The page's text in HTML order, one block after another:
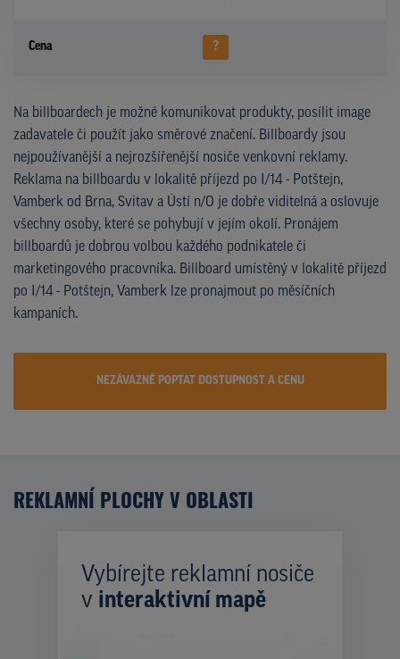
Cena ?
Na billboardech je možné komunikovat produkty, posílit image
zadavatele či použít jako směrové značení. Billboardy jsou
nejpoužívanější a nejrozšířenější nosiče venkovní reklamy.
Reklama na billboardu v lokalitě příjezd po I/14 - Potštejn,
Vamberk od Brna, Svitav a Ústí n/O je dobře viditelná a oslovuje
všechny osoby, které se pohybují v jejím okolí. Pronájem
billboardů je dobrou volbou každého podnikatele či
marketingového pracovníka. Billboard umístěný v lokalitě příjezd
po I/14 - Potštejn, Vamberk lze pronajmout po měsíčních
kampaních.
NEZÁVAZNĚ POPTAT DOSTUPNOST A CENU
REKLAMNÍ PLOCHY V OBLASTI
Vybírejte reklamní nosiče
v interaktivní mapě